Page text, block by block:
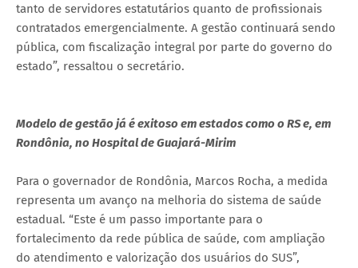
tanto de servidores estatutários quanto de profissionais
contratados emergencialmente. A gestão continuará sendo
pública, com fiscalização integral por parte do governo do
estado”, ressaltou o secretário.
Modelo de gestão já é exitoso em estados como o RS e, em
Rondônia, no Hospital de Guajará-Mirim
Para o governador de Rondônia, Marcos Rocha, a medida
representa um avanço na melhoria do sistema de saúde
estadual. “Este é um passo importante para o
fortalecimento da rede pública de saúde, com ampliação
do atendimento e valorização dos usuários do SUS”,